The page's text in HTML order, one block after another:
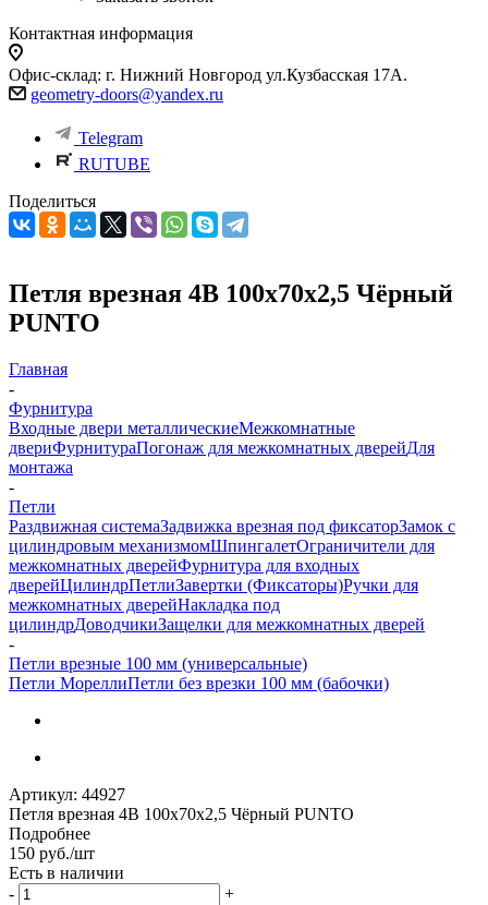
Контактная информация
Офис-склад: г. Нижний Новгород ул.Кузбасская 17А.
geometry-doors@yandex.ru
Telegram
RUTUBE
Поделиться
Петля врезная 4B 100х70х2,5 Чёрный
PUNTO
Главная
-
Фурнитура
Входные двери металлическиеМежкомнатные
двериФурнитураПогонаж для межкомнатных дверейДля
монтажа
-
Петли
Раздвижная системаЗадвижка врезная под фиксаторЗамок с
цилиндровым механизмомШпингалетОграничители для
межкомнатных дверейФурнитура для входных
дверейЦилиндрПетлиЗавертки (Фиксаторы)Ручки для
межкомнатных дверейНакладка под
цилиндрДоводчикиЗащелки для межкомнатных дверей
-
Петли врезные 100 мм (универсальные)
Петли МореллиПетли без врезки 100 мм (бабочки)
Артикул: 44927
Петля врезная 4B 100х70х2,5 Чёрный PUNTO
Подробнее
150 руб./шт
Есть в наличии
-
+